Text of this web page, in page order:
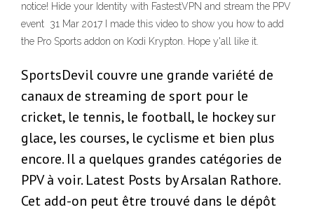
notice! Hide your Identity with FastestVPN and stream the PPV
event 31 Mar 2017 I made this video to show you how to add
the Pro Sports addon on Kodi Krypton. Hope y'all like it.
SportsDevil couvre une grande variété de
canaux de streaming de sport pour le
cricket, le tennis, le football, le hockey sur
glace, les courses, le cyclisme et bien plus
encore. Il a quelques grandes catégories de
PPV à voir. Latest Posts by Arsalan Rathore.
Cet add-on peut être trouvé dans le dépôt